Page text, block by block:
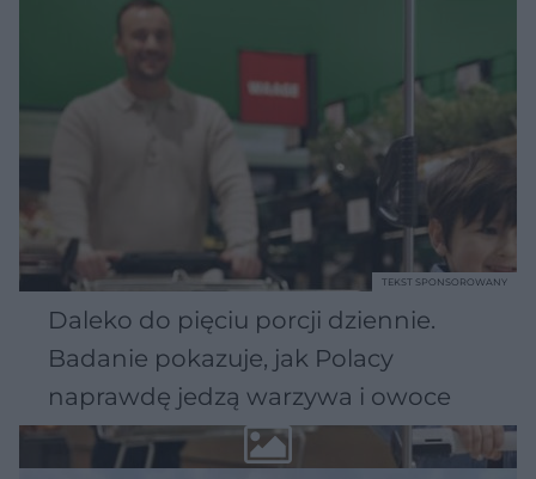
Daleko do pięciu porcji dziennie.
Badanie pokazuje, jak Polacy
naprawdę jedzą warzywa i owoce
TEKST SPONSOROWANY